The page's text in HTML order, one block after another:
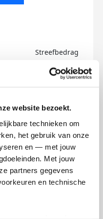
website bezoekt.
technieken om
het gebruik van onze
en — met jouw
Met jouw
partners gegevens
en technische
Streefbedrag
€500